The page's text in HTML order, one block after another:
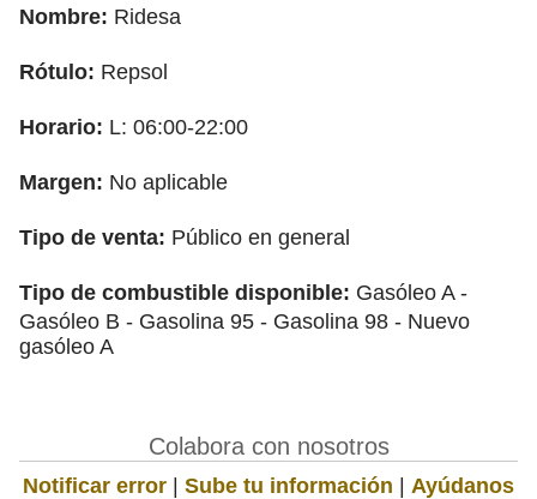
Nombre: Ridesa
Rótulo: Repsol
Horario: L: 06:00-22:00
Margen: No aplicable
Tipo de venta: Público en general
Tipo de combustible disponible: Gasóleo A -
Gasóleo B - Gasolina 95 - Gasolina 98 - Nuevo
gasóleo A
Colabora con nosotros
Notificar error | Sube tu información | Ayúdanos